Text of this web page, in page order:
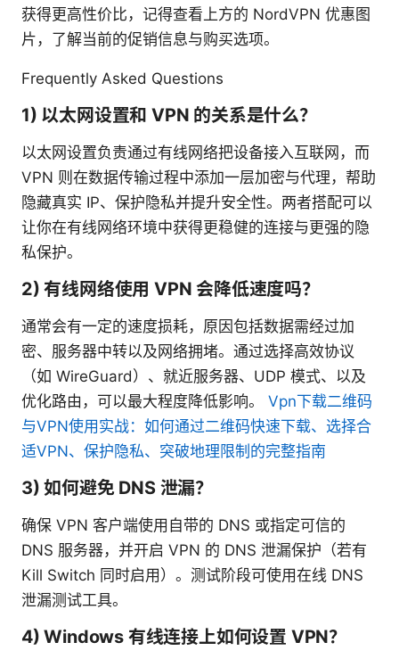
获得更高性价比，记得查看上方的 NordVPN 优惠图
片，了解当前的促销信息与购买选项。
Frequently Asked Questions
1) 以太网设置和 VPN 的关系是什么？
以太网设置负责通过有线网络把设备接入互联网，而
VPN 则在数据传输过程中添加一层加密与代理，帮助
隐藏真实 IP、保护隐私并提升安全性。两者搭配可以
让你在有线网络环境中获得更稳健的连接与更强的隐
私保护。
2) 有线网络使用 VPN 会降低速度吗？
通常会有一定的速度损耗，原因包括数据需经过加
密、服务器中转以及网络拥堵。通过选择高效协议
（如 WireGuard）、就近服务器、UDP 模式、以及
优化路由，可以最大程度降低影响。 Vpn下载二维码
与VPN使用实战：如何通过二维码快速下载、选择合
适VPN、保护隐私、突破地理限制的完整指南
3) 如何避免 DNS 泄漏？
确保 VPN 客户端使用自带的 DNS 或指定可信的
DNS 服务器，并开启 VPN 的 DNS 泄漏保护（若有
Kill Switch 同时启用）。测试阶段可使用在线 DNS
泄漏测试工具。
4) Windows 有线连接上如何设置 VPN？